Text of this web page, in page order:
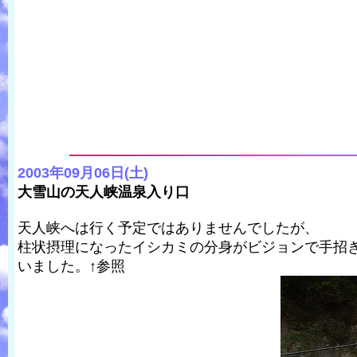
2003年09月06日(土)
大雪山の天人峡温泉入り口
天人峡へは行く予定ではありませんでしたが、
柱状摂理になったイシカミの分身がビジョンで手招
いました。↑参照